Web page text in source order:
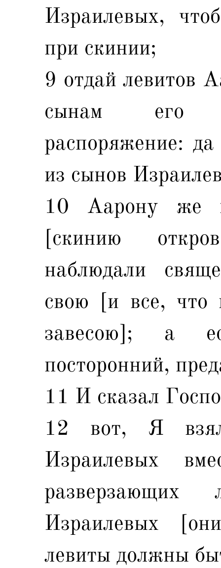
Израилевых,
при скинии;
9 отдай левитов
сынам его
распоряжение:
из сынов
10 Аарону же
[скинию
наблюдали
свою [и все, что
завесою]; а
посторонний,
11 И сказал
12 вот, Я
Израилевых
Израилевых
левиты должны